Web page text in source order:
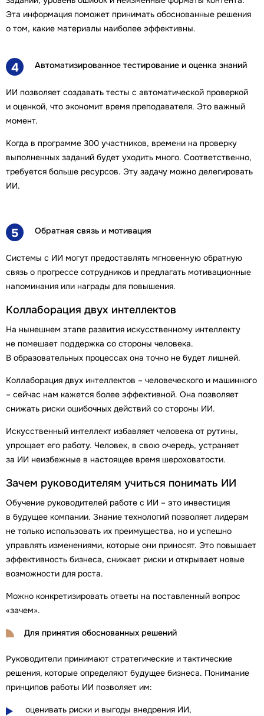
Эта информация поможет принимать обоснованные решения
о том, какие материалы наиболее эффективны.
4 Автоматизированное тестирование и оценка знаний
ИИ позволяет создавать тесты с автоматической проверкой
и оценкой, что экономит время преподавателя. Это важный
момент.
Когда в программе 300 участников, времени на проверку
выполненных заданий будет уходить много. Соответственно,
требуется больше ресурсов. Эту задачу можно делегировать
ИИ.
5 Обратная связь и мотивация
Системы с ИИ могут предоставлять мгновенную обратную
связь о прогрессе сотрудников и предлагать мотивационные
напоминания или награды для повышения.
Коллаборация двух интеллектов
На нынешнем этапе развития искусственному интеллекту
не помешает поддержка со стороны человека.
В образовательных процессах она точно не будет лишней.
Коллаборация двух интеллектов – человеческого и машинного
– сейчас нам кажется более эффективной. Она позволяет
снижать риски ошибочных действий со стороны ИИ.
Искусственный интеллект избавляет человека от рутины,
упрощает его работу. Человек, в свою очередь, устраняет
за ИИ неизбежные в настоящее время шероховатости.
Зачем руководителям учиться понимать ИИ
Обучение руководителей работе с ИИ – это инвестиция
в будущее компании. Знание технологий позволяет лидерам
не только использовать их преимущества, но и успешно
управлять изменениями, которые они приносят. Это повышает
эффективность бизнеса, снижает риски и открывает новые
возможности для роста.
Можно конкретизировать ответы на поставленный вопрос
«зачем».
Для принятия обоснованных решений
Руководители принимают стратегические и тактические
решения, которые определяют будущее бизнеса. Понимание
принципов работы ИИ позволяет им:
оценивать риски и выгоды внедрения ИИ,